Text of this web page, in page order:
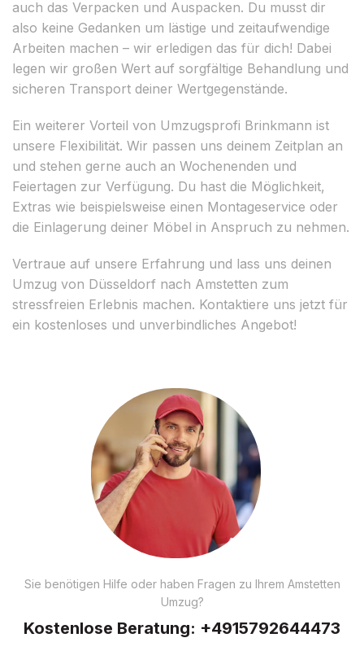
auch das Verpacken und Auspacken. Du musst dir
also keine Gedanken um lästige und zeitaufwendige
Arbeiten machen – wir erledigen das für dich! Dabei
legen wir großen Wert auf sorgfältige Behandlung und
sicheren Transport deiner Wertgegenstände.
Ein weiterer Vorteil von Umzugsprofi Brinkmann ist
unsere Flexibilität. Wir passen uns deinem Zeitplan an
und stehen gerne auch an Wochenenden und
Feiertagen zur Verfügung. Du hast die Möglichkeit,
Extras wie beispielsweise einen Montageservice oder
die Einlagerung deiner Möbel in Anspruch zu nehmen.
Vertraue auf unsere Erfahrung und lass uns deinen
Umzug von Düsseldorf nach Amstetten zum
stressfreien Erlebnis machen. Kontaktiere uns jetzt für
ein kostenloses und unverbindliches Angebot!
Sie benötigen Hilfe oder haben Fragen zu Ihrem Amstetten
Umzug?
Kostenlose Beratung: +4915792644473